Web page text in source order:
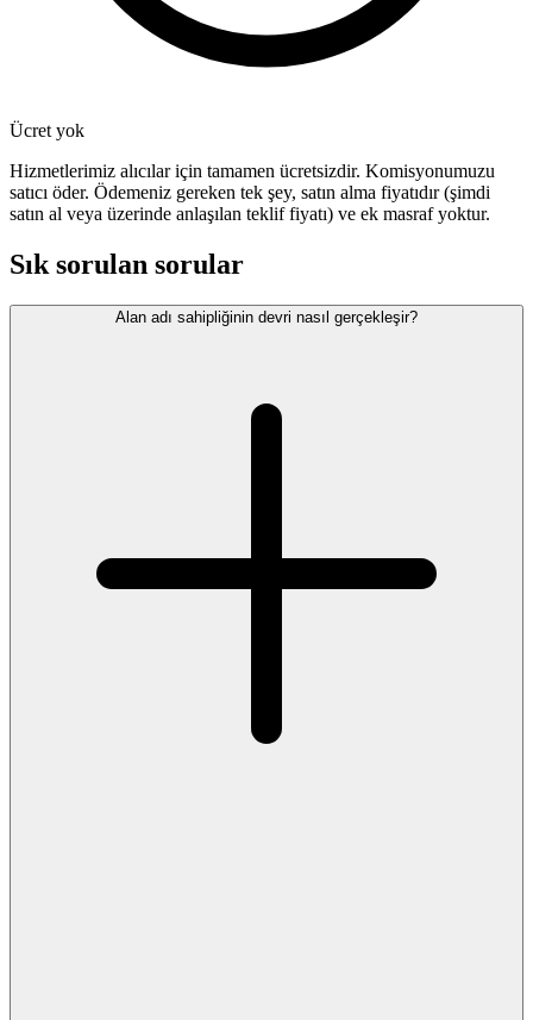
Ücret yok
Hizmetlerimiz alıcılar için tamamen ücretsizdir. Komisyonumuzu
satıcı öder. Ödemeniz gereken tek şey, satın alma fiyatıdır (şimdi
satın al veya üzerinde anlaşılan teklif fiyatı) ve ek masraf yoktur.
Sık sorulan sorular
Alan adı sahipliğinin devri nasıl gerçekleşir?